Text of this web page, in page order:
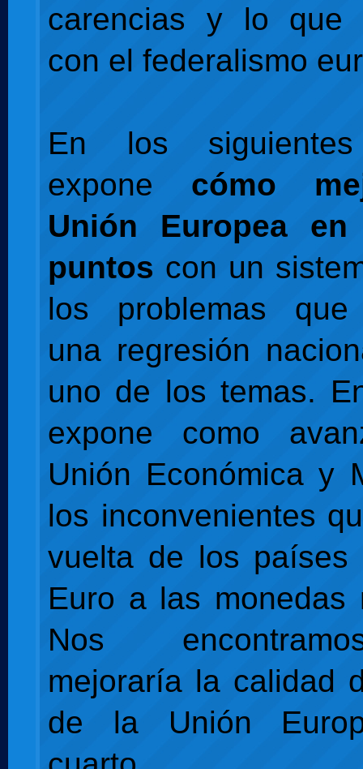
carencias y lo que
con el federalismo
En los
expone cómo
Unión Europea en
puntos con un
los problemas que
una regresión
uno de los temas.
expone como
Unión Económica y
los inconvenientes
vuelta de los
Euro a las monedas
Nos
mejoraría la calidad
de la Unión